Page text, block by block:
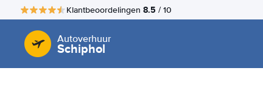
Klantbeoordelingen 8.5 / 10
Autoverhuur
Schiphol